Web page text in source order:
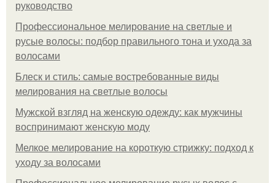
руководство
Профессиональное мелирование на светлые и
русые волосы: подбор правильного тона и ухода за
волосами
Блеск и стиль: самые востребованные виды
мелирования на светлые волосы
Мужской взгляд на женскую одежду: как мужчины
воспринимают женскую моду
Мелкое мелирование на короткую стрижку: подход к
уходу за волосами